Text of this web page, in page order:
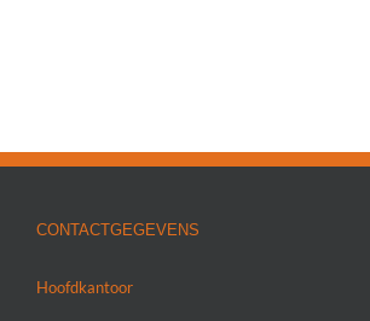
CONTACTGEGEVENS
Hoofdkantoor